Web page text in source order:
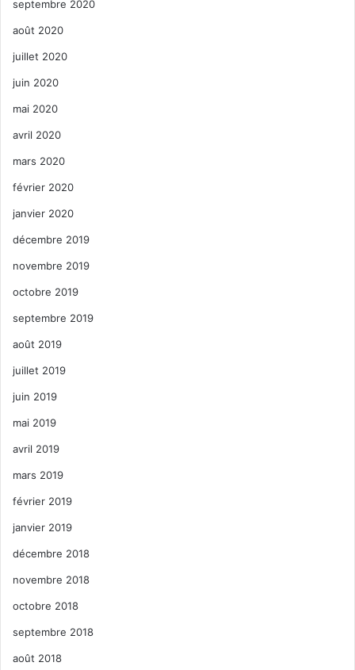
septembre 2020
août 2020
juillet 2020
juin 2020
mai 2020
avril 2020
mars 2020
février 2020
janvier 2020
décembre 2019
novembre 2019
octobre 2019
septembre 2019
août 2019
juillet 2019
juin 2019
mai 2019
avril 2019
mars 2019
février 2019
janvier 2019
décembre 2018
novembre 2018
octobre 2018
septembre 2018
août 2018